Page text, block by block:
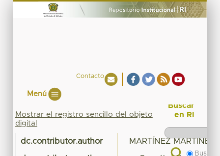
Contacto
Menú
Mostrar el registro sencillo del objeto
digital
dc.contributor.author MARTÍNEZ MARTÍNEZ,
Buscar
en RI
Buscar